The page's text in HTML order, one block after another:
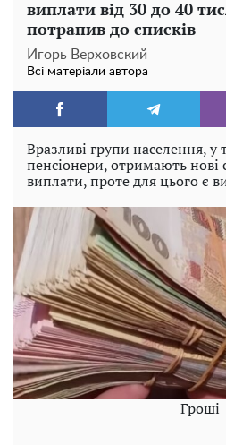
виплати від 30 до 40
потрапив до списків
Игорь Верховский
Всі матеріали автора
Вразливі групи населення, у
пенсіонери, отримають нові
виплати, проте для цього є
Гроші